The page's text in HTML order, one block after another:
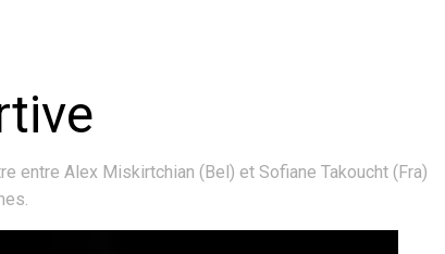
entre Alex Miskirtchian (Bel) et Sofiane Takoucht (Fra)